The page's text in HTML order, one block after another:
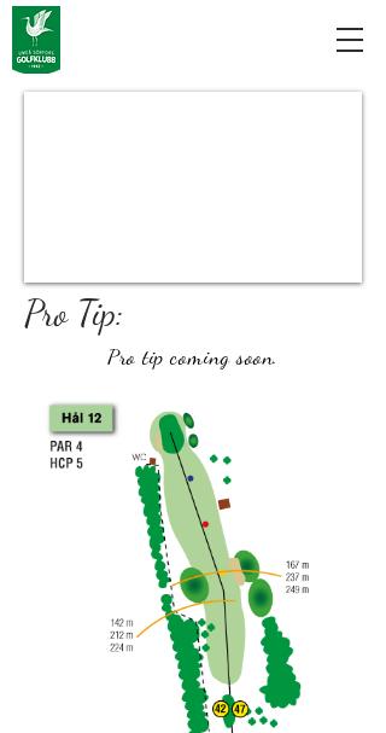
Pro Tip:
Pro tipcomingsoon.